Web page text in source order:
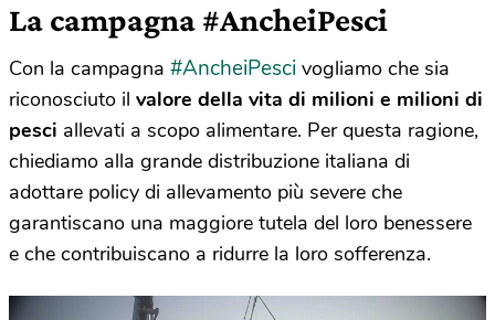
La campagna #AncheiPesci
Con la campagna #AncheiPesci vogliamo che sia
riconosciuto il valore della vita di milioni e milioni di
pesci allevati a scopo alimentare. Per questa ragione,
chiediamo alla grande distribuzione italiana di
adottare policy di allevamento più severe che
garantiscano una maggiore tutela del loro benessere
e che contribuiscano a ridurre la loro sofferenza.